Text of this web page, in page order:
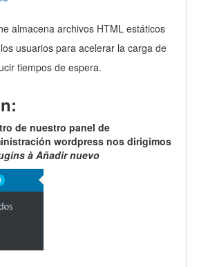
almacena archivos HTML estáticos
usuarios para acelerar la carga de
tiempos de espera.
de nuestro panel de
wordpress nos dirigimos
à Añadir nuevo